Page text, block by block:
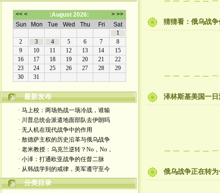
最新发布
· 马上校：两场热战一场冷战，谁输
· 川普总统会派遣地面部队去伊朗吗
· 无人机在现代战争中的作用
· 敖德萨主权的历史沿革与俄乌战争
· 老米教授：乌克兰逆转？No，No，
· 小泽：打通欧亚战争的任督二脉
· 从韩战学到的戒律，美军遵守至今
分类目录
猜猜看：俄乌战
泽林斯基美国一
俄乌战争正在转